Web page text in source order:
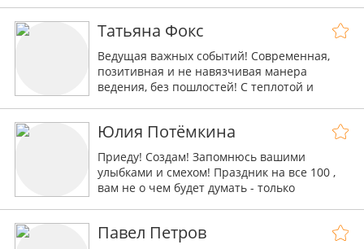
Татьяна Фокс
Ведущая важных событий! Современная,
позитивная и не навязчивая манера
ведения, без пошлостей! С теплотой и
Юлия Потёмкина
Приеду! Создам! Запомнюсь вашими
улыбками и смехом! Праздник на все 100 ,
вам не о чем будет думать - только
Павел Петров